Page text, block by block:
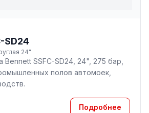
SD24
24"
Bennett SSFC-SD24, 24", 275 бар,
полов автомоек,
Подробнее